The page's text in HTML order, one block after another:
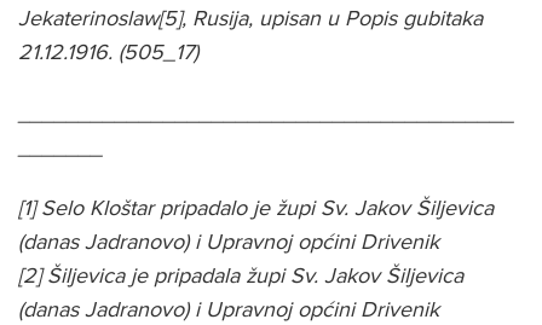
Jekaterinoslaw[5], Rusija, upisan u Popis gubitaka
21.12.1916. (505_17)
[1] Selo Kloštar pripadalo je župi Sv. Jakov Šiljevica
(danas Jadranovo) i Upravnoj općini Drivenik
[2] Šiljevica je pripadala župi Sv. Jakov Šiljevica
(danas Jadranovo) i Upravnoj općini Drivenik